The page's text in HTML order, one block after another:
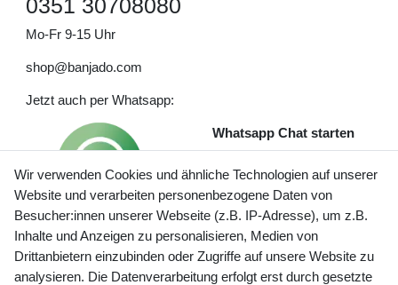
0351 30708080
Mo-Fr 9-15 Uhr
shop@banjado.com
Jetzt auch per Whatsapp:
Whatsapp Chat starten
Preisangaben inkl. gesetzl. MwSt. und zzgl. Service- und
Versandkosten
Wir verwenden Cookies und ähnliche Technologien auf unserer
Website und verarbeiten personenbezogene Daten von
Besucher:innen unserer Webseite (z.B. IP-Adresse), um z.B.
Inhalte und Anzeigen zu personalisieren, Medien von
Drittanbietern einzubinden oder Zugriffe auf unsere Website zu
analysieren. Die Datenverarbeitung erfolgt erst durch gesetzte